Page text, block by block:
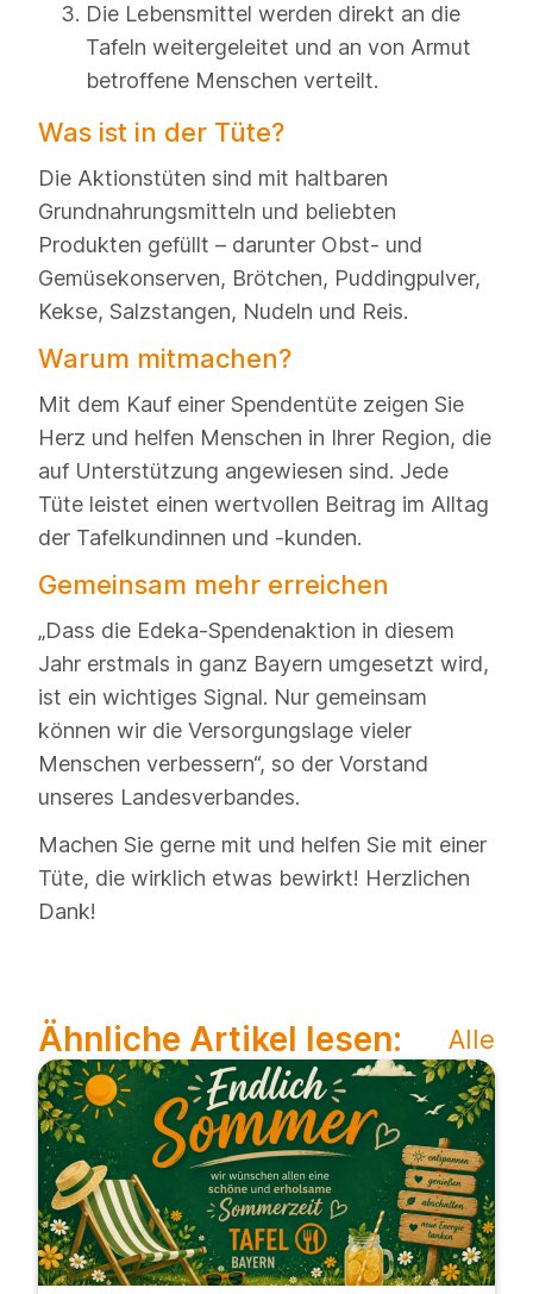
Die Lebensmittel werden direkt an die
Tafeln weitergeleitet und an von Armut
betroffene Menschen verteilt.
Was ist in der Tüte?
Die Aktionstüten sind mit haltbaren
Grundnahrungsmitteln und beliebten
Produkten gefüllt – darunter Obst- und
Gemüsekonserven, Brötchen, Puddingpulver,
Kekse, Salzstangen, Nudeln und Reis.
Warum mitmachen?
Mit dem Kauf einer Spendentüte zeigen Sie
Herz und helfen Menschen in Ihrer Region, die
auf Unterstützung angewiesen sind. Jede
Tüte leistet einen wertvollen Beitrag im Alltag
der Tafelkundinnen und -kunden.
Gemeinsam mehr erreichen
„Dass die Edeka-Spendenaktion in diesem
Jahr erstmals in ganz Bayern umgesetzt wird,
ist ein wichtiges Signal. Nur gemeinsam
können wir die Versorgungslage vieler
Menschen verbessern“, so der Vorstand
unseres Landesverbandes.
Machen Sie gerne mit und helfen Sie mit einer
Tüte, die wirklich etwas bewirkt! Herzlichen
Dank!
Ähnliche Artikel lesen: Alle